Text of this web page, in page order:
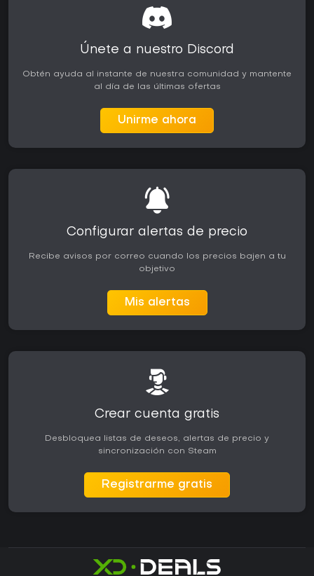
Únete a nuestro Discord
Obtén ayuda al instante de nuestra comunidad y mantente
al día de las últimas ofertas
Unirme ahora
Configurar alertas de precio
Recibe avisos por correo cuando los precios bajen a tu
objetivo
Mis alertas
Crear cuenta gratis
Desbloquea listas de deseos, alertas de precio y
sincronización con Steam
Registrarme gratis